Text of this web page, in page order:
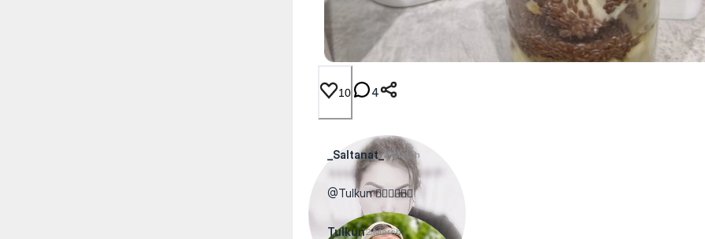
10 4
_Saltanat_2 March
@Tulkun 👍🏻👍🏻👍🏻
Tulkun2 March